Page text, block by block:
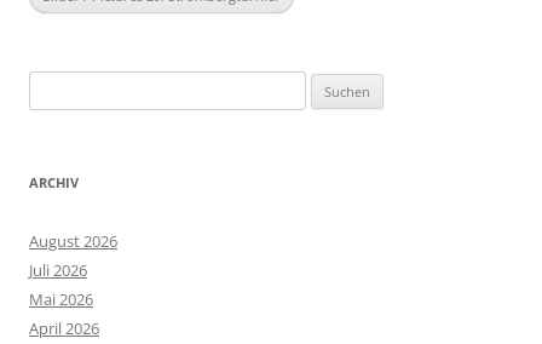
nach:
ARCHIV
August 2026
Juli 2026
Mai 2026
April 2026